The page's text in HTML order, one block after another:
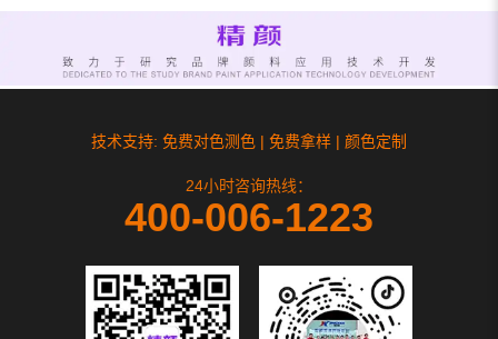
技术支持: 免费对色测色 | 免费拿样 | 颜色定制
24小时咨询热线：
400-006-1223